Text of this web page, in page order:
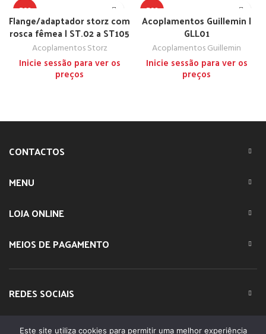
TOP
Flange/adaptador storz com
rosca fêmea | ST.02 a ST105
Acoplamentos Storz
Inicie sessão para ver os
preços
TOP
Acoplamentos Guillemin |
GLL01
Acoplamentos Guillemin
Inicie sessão para ver os
preços
CONTACTOS
MENU
LOJA ONLINE
MEIOS DE PAGAMENTO
REDES SOCIAIS
Este site utiliza cookies para permitir uma melhor experiência